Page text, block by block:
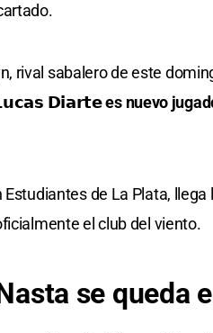
rival sabalero de este
𝗗𝗶𝗮𝗿𝘁𝗲 es nuevo
de La Plata,
oficialmente el club del viento.
se queda